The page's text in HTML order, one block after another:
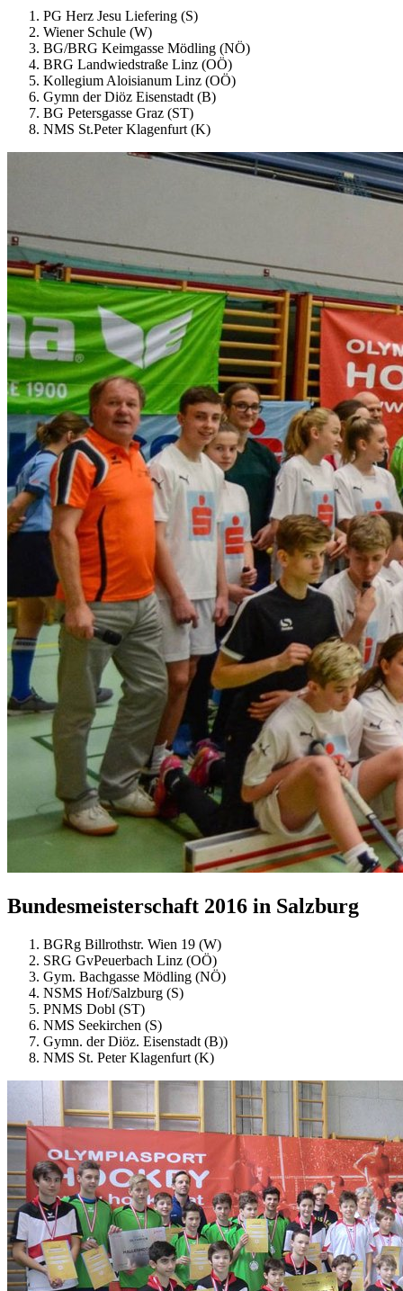
PG Herz Jesu Liefering (S)
Wiener Schule (W)
BG/BRG Keimgasse Mödling (NÖ)
BRG Landwiedstraße Linz (OÖ)
Kollegium Aloisianum Linz (OÖ)
Gymn der Diöz Eisenstadt (B)
BG Petersgasse Graz (ST)
NMS St.Peter Klagenfurt (K)
Bundesmeisterschaft 2016 in Salzburg
BGRg Billrothstr. Wien 19 (W)
SRG GvPeuerbach Linz (OÖ)
Gym. Bachgasse Mödling (NÖ)
NSMS Hof/Salzburg (S)
PNMS Dobl (ST)
NMS Seekirchen (S)
Gymn. der Diöz. Eisenstadt (B))
NMS St. Peter Klagenfurt (K)